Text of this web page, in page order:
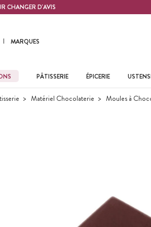
CHANGER D'AVIS
MARQUES
PÂTISSERIE ÉPICERIE
Matériel Chocolaterie Moules à